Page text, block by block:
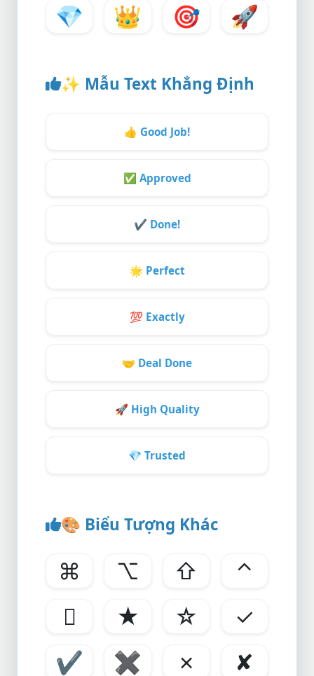
💎
👑 🎯 🚀
✨ Mẫu Text Khẳng Định
👍 Good Job!
✅ Approved
✔️ Done!
🌟 Perfect
💯 Exactly
🤝 Deal Done
🚀 High Quality
💎 Trusted
🎨 Biểu Tượng Khác
⌘ ⌥ ⇧
⌃

★ ☆
✓
✔
✖ ✗ ✘